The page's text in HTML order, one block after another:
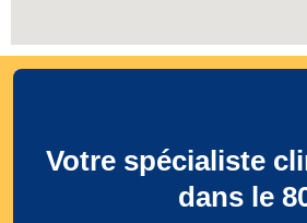
Votre spécialiste
dans le